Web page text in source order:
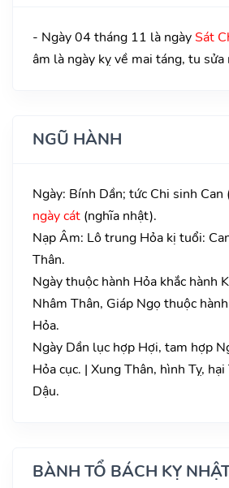
- Ngày 04 tháng 11 là ngàySát
âm là ngày kỵ về mai táng, tu sửa
NGŨ HÀNH
Ngày: Bính Dần; tức Chi sinh Can
ngày cát (nghĩa nhật).
Nạp Âm: Lô trung Hỏa kị tuổi:
Thân.
Ngày thuộc hành Hỏa khắc hành
Nhâm Thân, Giáp Ngọ thuộc
Hỏa.
Ngày Dần lục hợp Hợi, tam hợp
Hỏa cục. | Xung Thân, hình Tỵ,
Dậu.
BÀNH TỔ BÁCH KỴ